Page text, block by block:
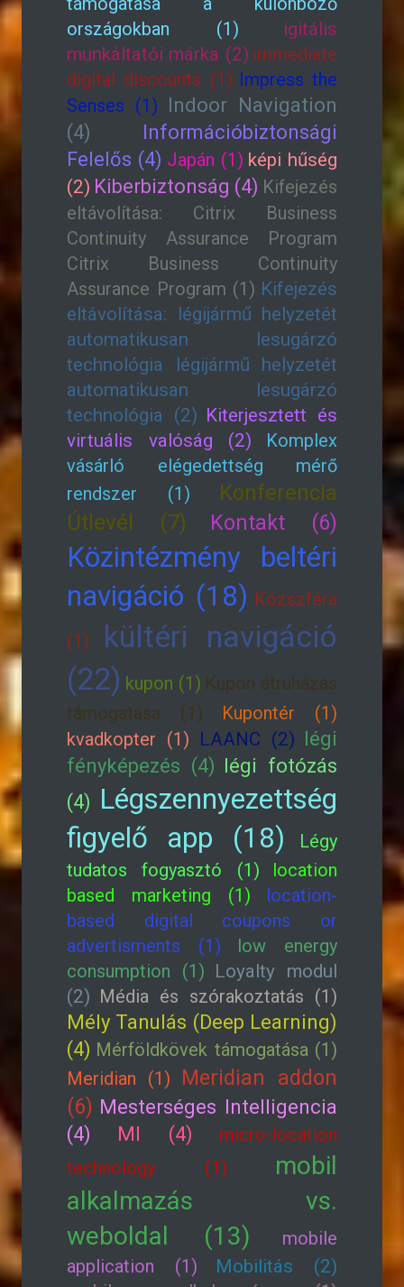
országokban (1)
igitális
munkáltatói márka (2) immediate
digital discounts (1) Impress the
Senses (1) Indoor Navigation
(4)
Információbiztonsági
Felelős (4) Japán (1) képi hűség
(2) Kiberbiztonság (4) Kifejezés
eltávolítása: Citrix Business
Continuity Assurance Program
Citrix Business Continuity
Assurance Program (1) Kifejezés
eltávolítása: légijármű helyzetét
automatikusan lesugárzó
technológia légijármű helyzetét
automatikusan lesugárzó
technológia (2) Kiterjesztett és
virtuális valóság (2)
Komplex
vásárló elégedettség mérő
rendszer (1)
Konferencia
Útlevél (7)
Kontakt (6)
Közintézmény beltéri
navigáció (18) Közszféra
(1)
kültéri navigáció
(22) kupon (1) Kupon átruházás
támogatása (1)
Kupontér (1)
kvadkopter (1) LAANC (2) légi
fényképezés (4) légi fotózás
(4) Légszennyezettség
figyelő app (18)
Légy
tudatos fogyasztó (1)
location
based marketing (1)
location-
based digital coupons or
advertisments (1)
low energy
consumption (1) Loyalty modul
(2) Média és szórakoztatás (1)
Mély Tanulás (Deep Learning)
(4) Mérföldkövek támogatása (1)
Meridian (1)
Meridian addon
(6) Mesterséges Intelligencia
(4)
MI (4)
micro-location
technology (1)
mobil
alkalmazás vs.
weboldal (13)
mobile
application (1)
Mobilitás (2)